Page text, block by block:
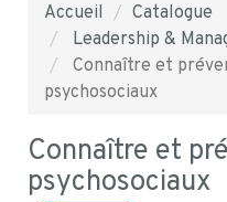
Accueil
Catalogue
Leadership &
Connaître et
psychosociaux
Connaître et
psychosociaux